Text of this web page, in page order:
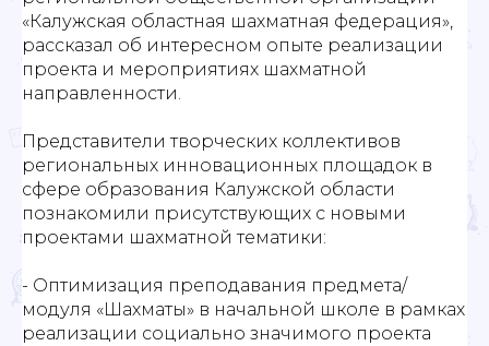
«Калужская областная шахматная федерация»,
рассказал об интересном опыте реализации
проекта и мероприятиях шахматной
направленности.
Представители творческих коллективов
региональных инновационных площадок в
сфере образования Калужской области
познакомили присутствующих с новыми
проектами шахматной тематики:
- Оптимизация преподавания предмета/
модуля «Шахматы» в начальной школе в рамках
реализации социально значимого проекта